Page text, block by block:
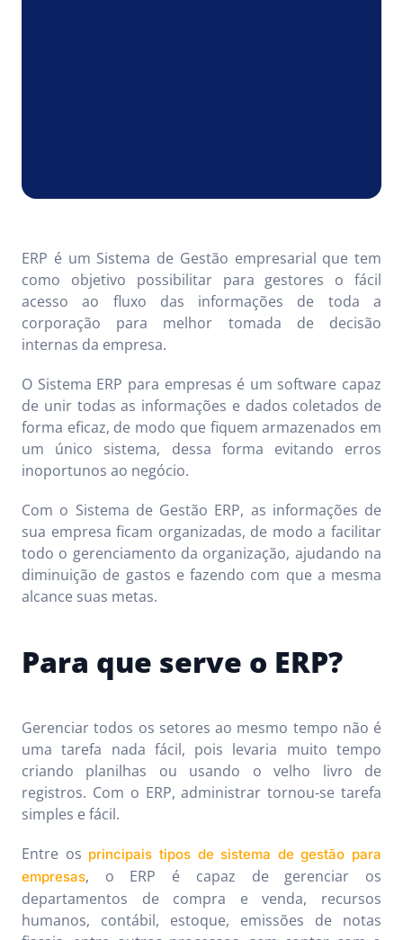
ERP é um Sistema de Gestão empresarial que tem
como objetivo possibilitar para gestores o fácil
acesso ao fluxo das informações de toda a
corporação para melhor tomada de decisão
internas da empresa.
O Sistema ERP para empresas é um software capaz
de unir todas as informações e dados coletados de
forma eficaz, de modo que fiquem armazenados em
um único sistema, dessa forma evitando erros
inoportunos ao negócio.
Com o Sistema de Gestão ERP, as informações de
sua empresa ficam organizadas, de modo a facilitar
todo o gerenciamento da organização, ajudando na
diminuição de gastos e fazendo com que a mesma
alcance suas metas.
Para que serve o ERP?
Gerenciar todos os setores ao mesmo tempo não é
uma tarefa nada fácil, pois levaria muito tempo
criando planilhas ou usando o velho livro de
registros. Com o ERP, administrar tornou-se tarefa
simples e fácil.
Entre os principais tipos de sistema de gestão para
empresas, o ERP é capaz de gerenciar os
departamentos de compra e venda, recursos
humanos, contábil, estoque, emissões de notas